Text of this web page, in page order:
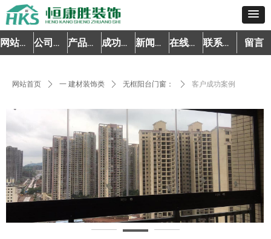
网站首页 公司简介 产品中心 成功案例 新闻资讯 在线预约 联系我们 留言
网站首页 ꄲ 一 建材装饰类 ꄲ 无框阳台门窗： ꄲ 客户成功案例